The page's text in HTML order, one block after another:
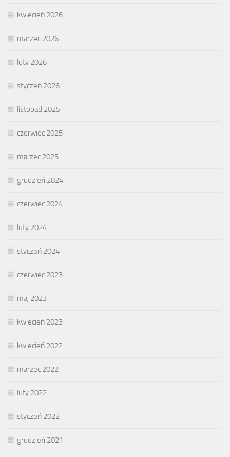
kwiecień 2026
marzec 2026
luty 2026
styczeń 2026
listopad 2025
czerwiec 2025
marzec 2025
grudzień 2024
czerwiec 2024
luty 2024
styczeń 2024
czerwiec 2023
maj 2023
kwiecień 2023
kwiecień 2022
marzec 2022
luty 2022
styczeń 2022
grudzień 2021